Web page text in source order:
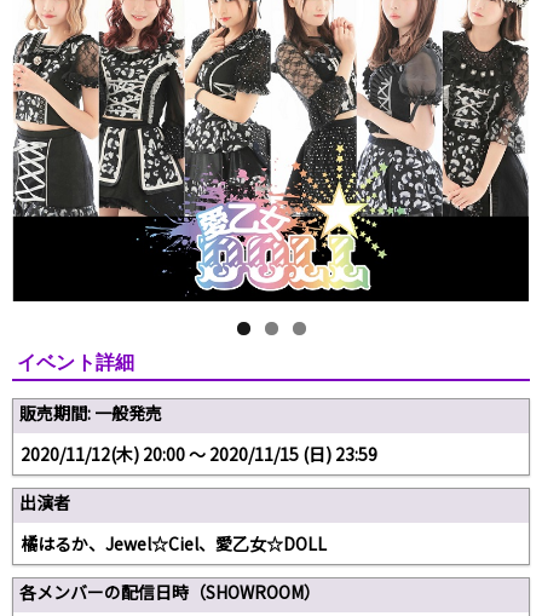
イベント詳細
販売期間: 一般発売
2020/11/12(木) 20:00 〜 2020/11/15 (日) 23:59
出演者
橘はるか、Jewel☆Ciel、愛乙女☆DOLL
各メンバーの配信日時（SHOWROOM）